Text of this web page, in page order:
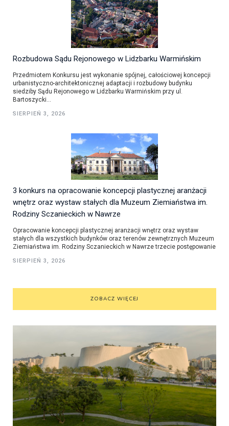
Rozbudowa Sądu Rejonowego w Lidzbarku Warmińskim
Przedmiotem Konkursu jest wykonanie spójnej, całościowej koncepcji
urbanistyczno-architektonicznej adaptacji i rozbudowy budynku
siedziby Sądu Rejonowego w Lidzbarku Warmińskim przy ul.
Bartoszycki...
SIERPIEŃ 3, 2026
3 konkurs na opracowanie koncepcji plastycznej aranżacji
wnętrz oraz wystaw stałych dla Muzeum Ziemiaństwa im.
Rodziny Sczanieckich w Nawrze
Opracowanie koncepcji plastycznej aranżacji wnętrz oraz wystaw
stałych dla wszystkich budynków oraz terenów zewnętrznych Muzeum
Ziemiaństwa im. Rodziny Sczanieckich w Nawrze trzecie postępowanie
SIERPIEŃ 3, 2026
ZOBACZ WIĘCEJ